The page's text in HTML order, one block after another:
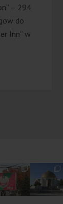
– 294
do
Inn” w